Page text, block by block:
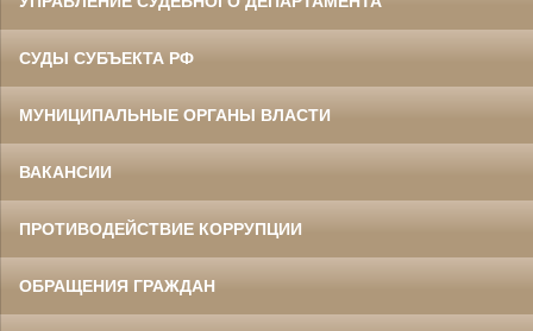
СУДЫ СУБЪЕКТА РФ
МУНИЦИПАЛЬНЫЕ ОРГАНЫ ВЛАСТИ
ВАКАНСИИ
ПРОТИВОДЕЙСТВИЕ КОРРУПЦИИ
ОБРАЩЕНИЯ ГРАЖДАН